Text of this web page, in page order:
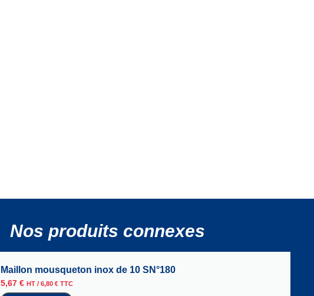
Nos produits connexes
Maillon mousqueton inox de 10 SN°180
5,67 € HT / 6,80 € TTC